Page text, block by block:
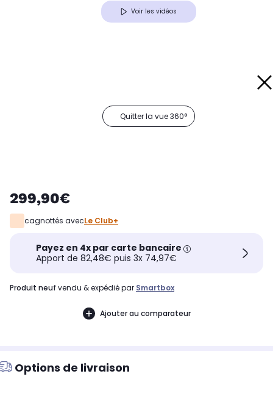
Voir les vidéos
Quitter la vue 360°
299,90€
cagnottés avecLe Club+
Payez en 4x par carte bancaire
Apport de 82,48€ puis 3x 74,97€
produit neuf vendu & expédié par Smartbox
Ajouter au comparateur
Options de livraison